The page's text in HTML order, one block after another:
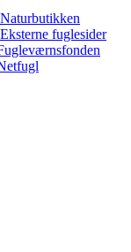
Naturbutikken
Eksterne fuglesider